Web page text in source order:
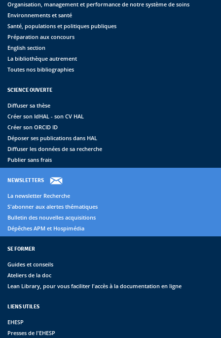
Organisation, management et performance de notre système de soins
Environnements et santé
Santé, populations et politiques publiques
Préparation aux concours
English section
La bibliothèque autrement
Toutes nos bibliographies
SCIENCE OUVERTE
Diffuser sa thèse
Créer son IdHAL - son CV HAL
Créer son ORCID ID
Déposer ses publications dans HAL
Diffuser les données de sa recherche
Publier sans frais
NEWSLETTERS
La newsletter Recherche
S'abonner aux alertes thématiques
Bulletin des nouvelles acquisitions
Dépêches APM et Hospimédia
SE FORMER
Guides et conseils
Ateliers de la doc
Lean Library, pour vous faciliter l'accès à la documentation en ligne
LIENS UTILES
EHESP
Presses de l'EHESP